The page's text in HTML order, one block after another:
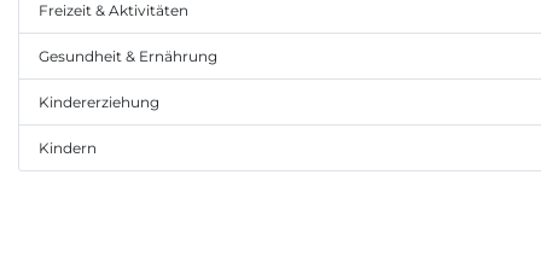
Freizeit & Aktivitäten
Gesundheit & Ernährung
Kindererziehung
Kindern